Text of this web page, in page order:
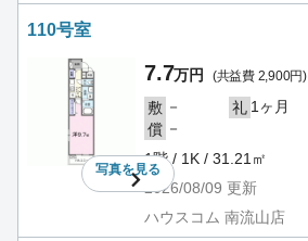
110号室
写真を見る
7.7万円 (共益費 2,900円)
敷 － 礼 1ヶ月
償 －
1階 / 1K / 31.21㎡
2026/08/09 更新
ハウスコム 南流山店